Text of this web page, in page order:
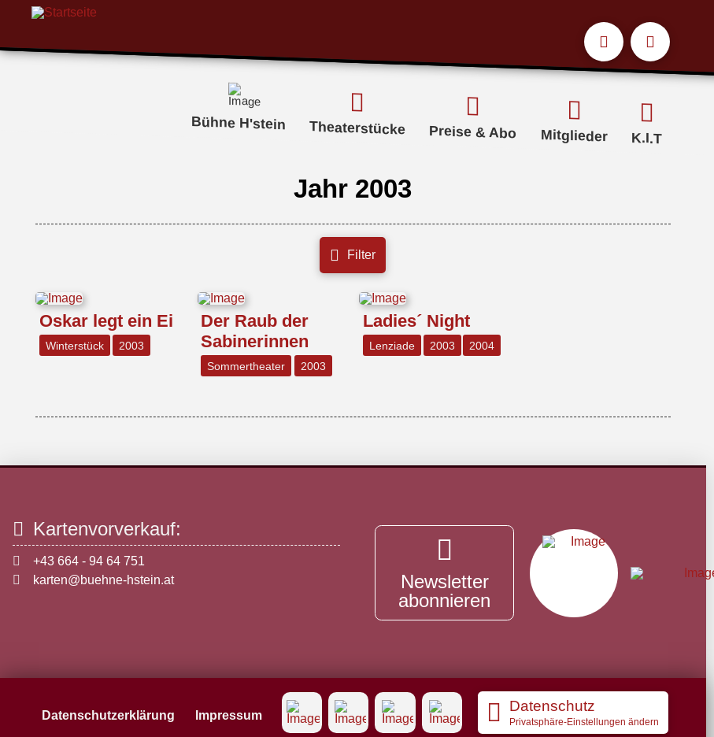
Bühne H'stein Theaterstücke Preise & Abo Mitglieder K.I.T
Jahr 2003
Filter
Oskar legt ein Ei
Winterstück 2003
Der Raub der
Sabinerinnen
Sommertheater 2003
Ladies´ Night
Lenziade 2003 2004
Kartenvorverkauf:
+43 664 - 94 64 751
karten@buehne-hstein.at
Newsletter
abonnieren
Datenschutzerklärung Impressum
Datenschutz
Privatsphäre-Einstellungen ändern